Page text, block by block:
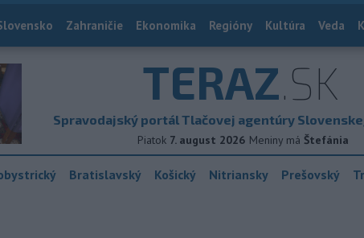
Zahraničie Ekonomika Regióny Kultúra Veda
TERAZ.SK
Spravodajský portál Tlačovej agentúry
Piatok 7. august 2026 Meniny má Štefánia
Bratislavský Košický Nitriansky Prešovský